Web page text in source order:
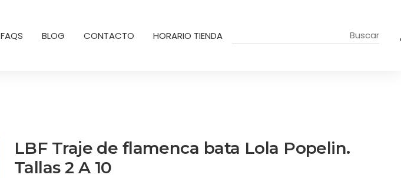
FAQS BLOG CONTACTO HORARIO TIENDA
LBF Traje de flamenca bata Lola Popelin.
Tallas 2 A 10